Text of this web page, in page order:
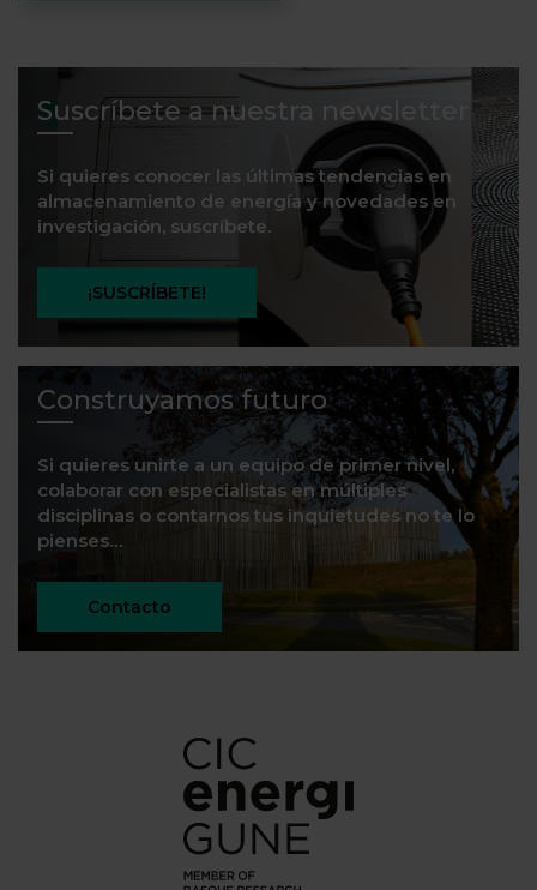
Suscríbete a nuestra newsletter
Si quieres conocer las últimas tendencias en
almacenamiento de energía y novedades en
investigación, suscríbete.
¡SUSCRÍBETE!
Construyamos futuro
Si quieres unirte a un equipo de primer nivel,
colaborar con especialistas en múltiples
disciplinas o contarnos tus inquietudes no te lo
pienses…
Contacto